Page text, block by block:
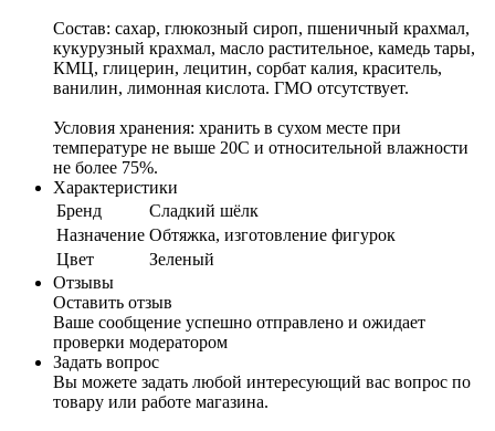
Состав: сахар, глюкозный сироп, пшеничный крахмал,
кукурузный крахмал, масло растительное, камедь тары,
КМЦ, глицерин, лецитин, сорбат калия, краситель,
ванилин, лимонная кислота. ГМО отсутствует.
Условия хранения: хранить в сухом месте при
температуре не выше 20С и относительной влажности
не более 75%.
Характеристики
Бренд
Сладкий шёлк
Назначение Обтяжка, изготовление фигурок
Цвет
Зеленый
Отзывы
Оставить отзыв
Ваше сообщение успешно отправлено и ожидает
проверки модератором
Задать вопрос
Вы можете задать любой интересующий вас вопрос по
товару или работе магазина.